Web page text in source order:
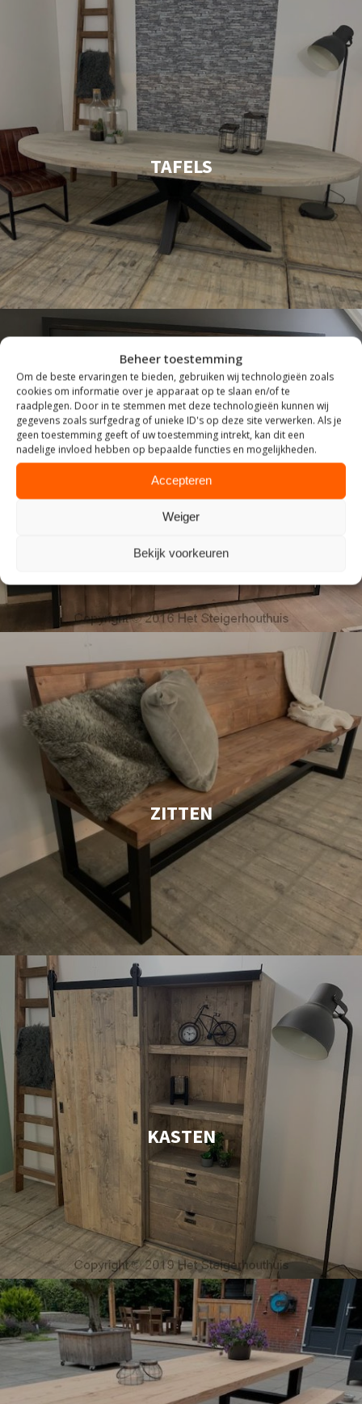
Beheer toestemming
Om de beste ervaringen te bieden, gebruiken wij technologieën zoals
cookies om informatie over je apparaat op te slaan en/of te
raadplegen. Door in te stemmen met deze technologieën kunnen wij
gegevens zoals surfgedrag of unieke ID's op deze site verwerken. Als je
geen toestemming geeft of uw toestemming intrekt, kan dit een
nadelige invloed hebben op bepaalde functies en mogelijkheden.
Accepteren
Weiger
Bekijk voorkeuren
TAFELS
INDUSTRIEEL
ZITTEN
KASTEN